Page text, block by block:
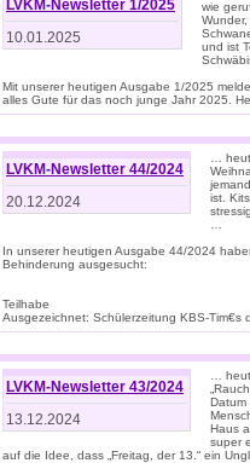
LVKM-Newsletter 1/2025
10.01.2025
wie
und ist
Mit unserer heutigen Ausgabe 1/2025
alles Gute für das noch junge Jahr 2025.
LVKM-Newsletter 44/2024
20.12.2024
…
ist.
In unserer heutigen Ausgabe 44/2024
Behinderung ausgesucht:
Teilhabe
Ausgezeichnet: Schülerzeitung KBS-Tim€s
LVKM-Newsletter 43/2024
13.12.2024
…
Datum
Haus
super
auf die Idee, dass „Freitag, der 13.“ ein